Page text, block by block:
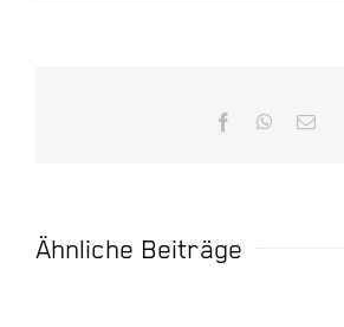
FacebookWhatsApp
E-
Ähnliche Beiträge